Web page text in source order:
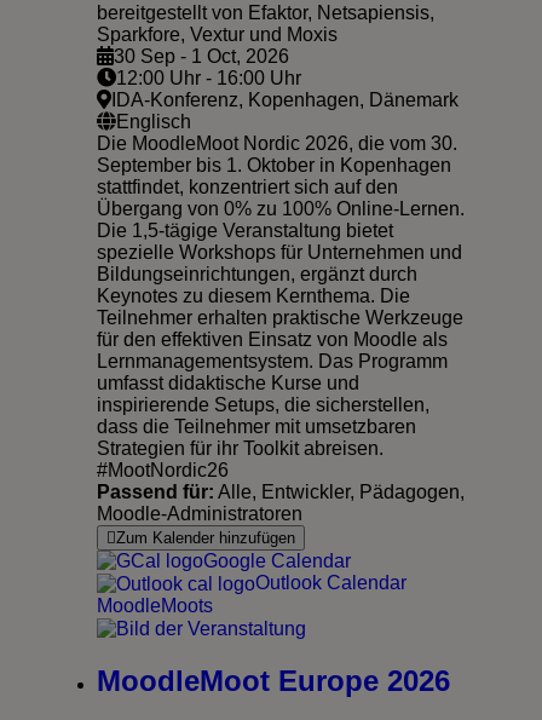
bereitgestellt von Efaktor, Netsapiensis,
Sparkfore, Vextur und Moxis
30 Sep - 1 Oct, 2026
12:00 Uhr - 16:00 Uhr
IDA-Konferenz, Kopenhagen, Dänemark
Englisch
Die MoodleMoot Nordic 2026, die vom 30.
September bis 1. Oktober in Kopenhagen
stattfindet, konzentriert sich auf den
Übergang von 0% zu 100% Online-Lernen.
Die 1,5-tägige Veranstaltung bietet
spezielle Workshops für Unternehmen und
Bildungseinrichtungen, ergänzt durch
Keynotes zu diesem Kernthema. Die
Teilnehmer erhalten praktische Werkzeuge
für den effektiven Einsatz von Moodle als
Lernmanagementsystem. Das Programm
umfasst didaktische Kurse und
inspirierende Setups, die sicherstellen,
dass die Teilnehmer mit umsetzbaren
Strategien für ihr Toolkit abreisen.
#MootNordic26
Passend für: Alle, Entwickler, Pädagogen,
Moodle-Administratoren
Zum Kalender hinzufügen
Google Calendar
Outlook Calendar
MoodleMoots
MoodleMoot Europe 2026